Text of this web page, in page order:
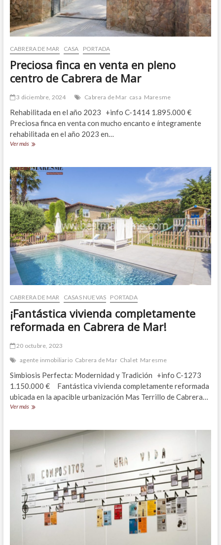
CABRERA DE MAR CASA PORTADA
Preciosa finca en venta en pleno
centro de Cabrera de Mar
3 diciembre, 2024 Cabrera de Mar casa Maresme
Rehabilitada en el año 2023 +info C-1414 1.895.000 €
Preciosa finca en venta con mucho encanto e íntegramente
rehabilitada en el año 2023 en…
Ver másPreciosa
venta
en
pleno
centro
de
Cabrera
de
Mar
CABRERA DE MAR CASAS NUEVAS PORTADA
¡Fantástica vivienda completamente
reformada en Cabrera de Mar!
20 octubre, 2023
agente inmobiliario Cabrera de Mar Chalet Maresme
Simbiosis Perfecta: Modernidad y Tradición +info C-1273
1.150.000 € Fantástica vivienda completamente reformada
ubicada en la apacible urbanización Mas Terrillo de Cabrera…
Ver más¡Fantástica
Cabrera
de